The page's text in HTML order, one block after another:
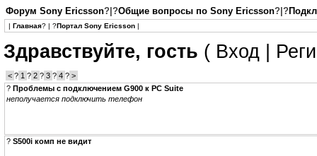
Форум Sony Ericsson?|?Общие вопросы по Sony Ericsson?|?
| Главная? | ?Портал Sony Ericsson |
Здравствуйте, гость ( Вход |
< ? 1 ? 2 ? 3 ? 4 ? >
? Проблемы с подключением G900 к PC Suite
неполучается подключить телефон
? S500i комп не видит